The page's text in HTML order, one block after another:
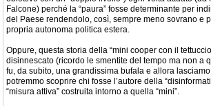
Falcone) perché la “paura” fosse determinante per
del Paese rendendolo, così, sempre meno sovrano e
propria autonoma politica estera.
Oppure, questa storia della “mini cooper con il
disinnescato (ricordo le smentite del tempo ma non a
fu, da subito, una grandissima bufala e allora
potremmo scoprire chi fosse l’autore della
“misura attiva” costruita intorno a quella “mini”.